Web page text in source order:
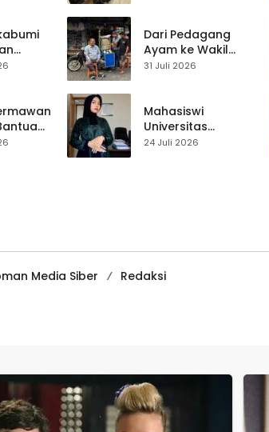
Live Streaming
Dari Pedagang
Ayam ke Wakil
Ketua DPRD, H.
Pasar Cisaat
31 Juli 2026
Mahasiswi
Universitas
Muhammadiyah
24 Juli 2026
Media Siber
Redaksi